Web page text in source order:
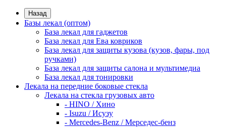
Назад
Базы лекал (оптом)
База лекал для гаджетов
База лекал для Ева ковриков
База лекал для защиты кузова (кузов, фары, под
ручками)
База лекал для защиты салона и мультимедиа
База лекал для тонировки
Лекала на передние боковые стекла
Лекала на стекла грузовых авто
- HINO / Хино
- Isuzu / Исузу
- Mercedes-Benz / Мерседес-бенз